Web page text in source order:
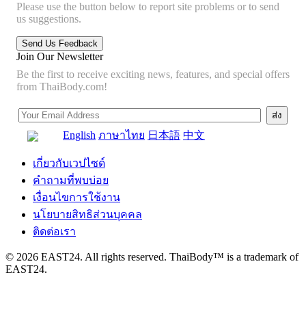
Please use the button below to report site problems or to send
us suggestions.
Join Our Newsletter
Be the first to receive exciting news, features, and special offers
from ThaiBody.com!
English ภาษาไทย 日本語 中文
เกี่ยวกับเวปไซด์
คำถามที่พบบ่อย
เงื่อนไขการใช้งาน
นโยบายสิทธิส่วนบุคคล
ติดต่อเรา
© 2026 EAST24. All rights reserved. ThaiBody™ is a trademark of
EAST24.